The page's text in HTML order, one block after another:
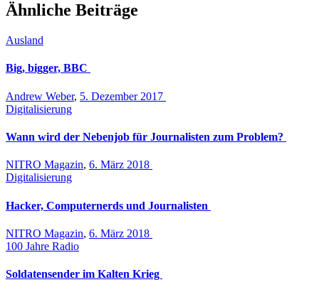
Ähnliche Beiträge
Ausland
Big, bigger, BBC
Andrew Weber, 5. Dezember 2017
Digitalisierung
Wann wird der Nebenjob für Journalisten zum Problem?
NITRO Magazin, 6. März 2018
Digitalisierung
Hacker, Computernerds und Journalisten
NITRO Magazin, 6. März 2018
100 Jahre Radio
Soldatensender im Kalten Krieg